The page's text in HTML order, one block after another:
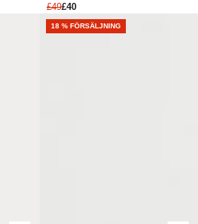
£49£40
NEW
18 % FÖRSÄLJNING